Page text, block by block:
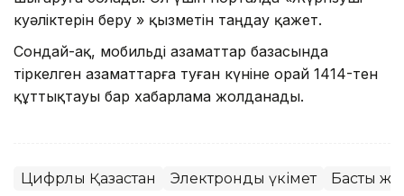
куәліктерін беру » қызметін таңдау қажет.
Сондай-ақ, мобильді азаматтар базасында
тіркелген азаматтарға туған күніне орай 1414-тен
құттықтауы бар хабарлама жолданады.
Цифрлық Қазақстан Электронды үкімет Басты